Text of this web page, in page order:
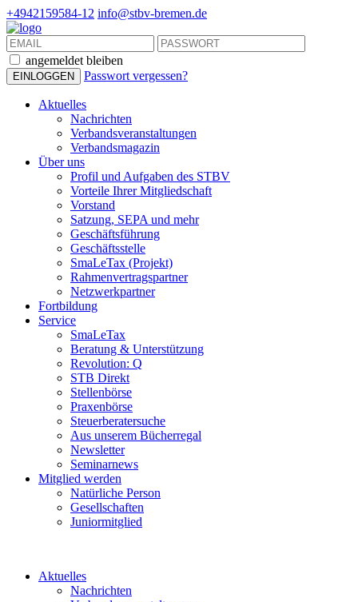
+4942159584-12 info@stbv-bremen.de
angemeldet bleiben
Passwort vergessen?
Aktuelles
Nachrichten
Verbandsveranstaltungen
Verbandsmagazin
Über uns
Profil und Aufgaben des STBV
Vorteile Ihrer Mitgliedschaft
Vorstand
Satzung, SEPA und mehr
Geschäftsführung
Geschäftsstelle
SmaLeTax (Projekt)
Rahmenvertragspartner
Netzwerkpartner
Fortbildung
Service
SmaLeTax
Beratung & Unterstützung
Revolution: Q
STB Direkt
Stellenbörse
Praxenbörse
Steuerberatersuche
Aus unserem Bücherregal
Newsletter
Seminarnews
Mitglied werden
Natürliche Person
Gesellschaften
Juniormitglied
Aktuelles
Nachrichten